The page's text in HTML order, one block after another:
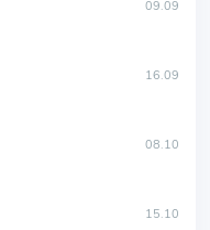
09.09
16.09
08.10
15.10